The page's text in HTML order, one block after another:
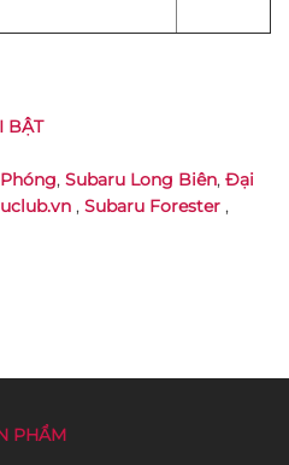
BẬT
, Subaru Long Biên, Đại
, Subaru Forester ,
PHẨM